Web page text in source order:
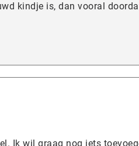
kindje is, dan vooral
Ik wil graag nog iets